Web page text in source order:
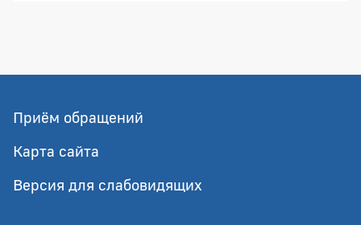
Приём обращений
Карта сайта
Версия для слабовидящих